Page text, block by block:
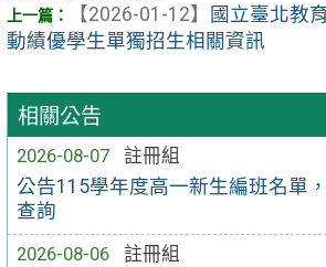
相關公告
2026-08-07
註冊組
公告115學年度高一新生編班名單
查詢
2026-08-06
註冊組
【2026-01-12】
國立臺北教
動績優學生單獨招生相關資訊